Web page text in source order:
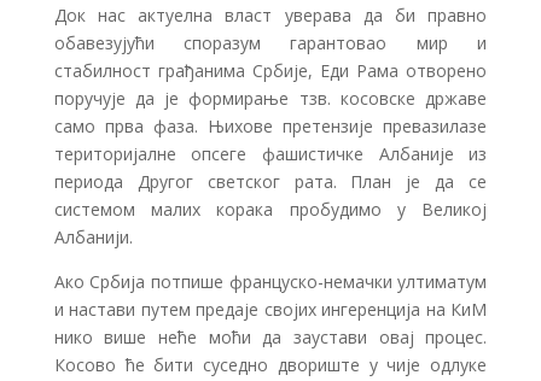
Док нас актуелна власт уверава да би правно
обавезујући споразум гарантовао мир и
стабилност грађанима Србије, Еди Рама отворено
поручује да је формирање тзв. косовске државе
само прва фаза. Њихове претензије превазилазе
територијалне опсеге фашистичке Албаније из
периода Другог светског рата. План је да се
системом малих корака пробудимо у Великој
Албанији.
Ако Србија потпише француско-немачки ултиматум
и настави путем предаје својих ингеренција на КиМ
нико више неће моћи да заустави овај процес.
Косово ће бити суседно двориште у чије одлуке